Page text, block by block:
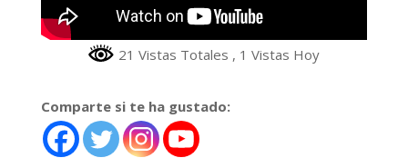
21 Vistas Totales , 1 Vistas Hoy
Comparte si te ha gustado: